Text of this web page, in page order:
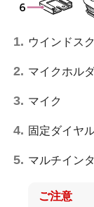
ウインドス
マイクホル
マイク
固定ダイヤ
マルチイン
ご注意